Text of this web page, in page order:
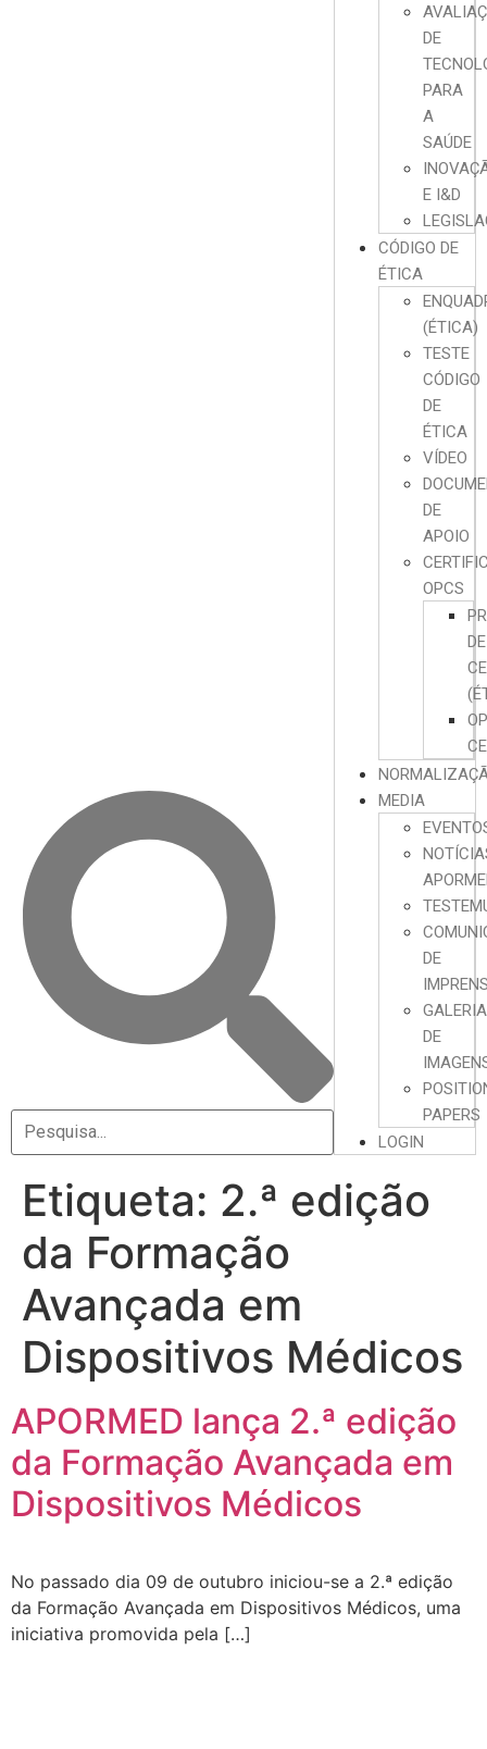
DE
PARA
A
SAÚDE
E I&D
CÓDIGO DE
ÉTICA
(ÉTICA)
TESTE
CÓDIGO
DE
ÉTICA
VÍDEO
DE
APOIO
OPCS
DE
MEDIA
DE
GALERIA
DE
PAPERS
LOGIN
Etiqueta: 2.ª edição
da Formação
Avançada em
Dispositivos Médicos
APORMED lança 2.ª edição
da Formação Avançada em
Dispositivos Médicos
No passado dia 09 de outubro iniciou-se a 2.ª edição
da Formação Avançada em Dispositivos Médicos, uma
iniciativa promovida pela […]